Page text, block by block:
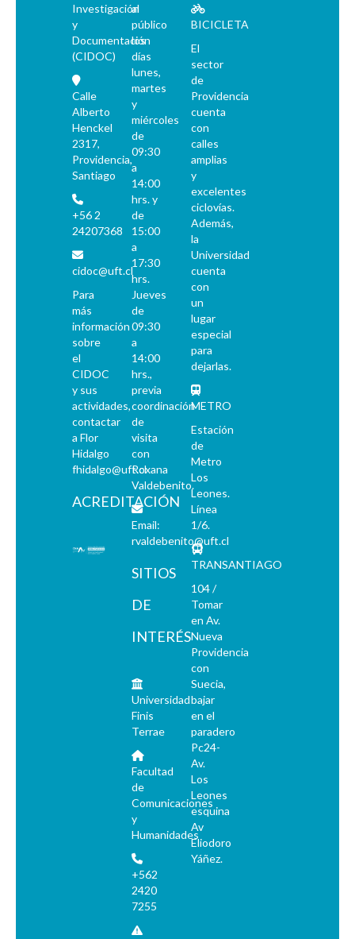
Investigación
y
Documentación
(CIDOC)
Calle
Alberto
Henckel
2317,
Providencia,
Santiago
+56 2
24207368
cidoc@uft.cl
Para
más
información
sobre
el
CIDOC
y sus
actividades,
contactar
a Flor
Hidalgo
fhidalgo@uft.cl
ACREDITACIÓN
al
público
los
días
lunes,
martes
y
miércoles
de
09:30
a
14:00
hrs. y
de
15:00
a
17:30
hrs.
Jueves
de
09:30
a
14:00
hrs.,
previa
coordinación
de
visita
con
Roxana
Valdebenito.
Email:
rvaldebenito@uft.cl
SITIOS
DE
INTERÉS
Universidad
Finis
Terrae
Facultad
de
Comunicaciones
y
Humanidades
+562
2420
7255
BICICLETA
El
sector
de
Providencia
cuenta
con
calles
amplias
y
excelentes
ciclovías.
Además,
la
Universidad
cuenta
con
un
lugar
especial
para
dejarlas.
METRO
Estación
de
Metro
Los
Leones.
Línea
1/6.
TRANSANTIAGO
104 /
Tomar
en Av.
Nueva
Providencia
con
Suecia,
bajar
en el
paradero
Pc24-
Av.
Los
Leones
esquina
Av
Eliodoro
Yáñez.